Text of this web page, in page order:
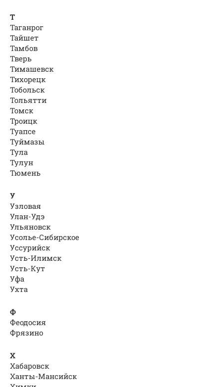
Т
Таганрог
Тайшет
Тамбов
Тверь
Тимашевск
Тихорецк
Тобольск
Тольятти
Томск
Троицк
Туапсе
Туймазы
Тула
Тулун
Тюмень
У
Узловая
Улан-Удэ
Ульяновск
Усолье-Сибирское
Уссурийск
Усть-Илимск
Усть-Кут
Уфа
Ухта
Ф
Феодосия
Фрязино
Х
Хабаровск
Ханты-Мансийск